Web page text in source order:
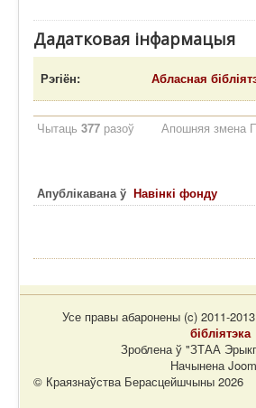
Дадатковая інфармацыя
Рэгіён: Абласная
Чытаць 377 разоў
Апошняя змена
Апублікавана ў Навінкі фонду
Усе правы абаронены (c) 2011-
бібліятэка
Зроблена ў "ЗТАА
Начынена
© Краязнаўства Берасцейшчыны 2026